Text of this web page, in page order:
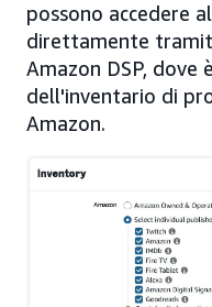
possono accedere
direttamente
Amazon DSP, dove
dell'inventario di
Amazon.